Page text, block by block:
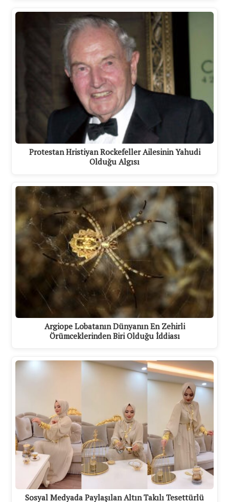
Protestan Hristiyan Rockefeller Ailesinin Yahudi
Olduğu Algısı
Argiope Lobatanın Dünyanın En Zehirli
Örümceklerinden Biri Olduğu İddiası
Sosyal Medyada Paylaşılan Altın Takılı Tesettürlü